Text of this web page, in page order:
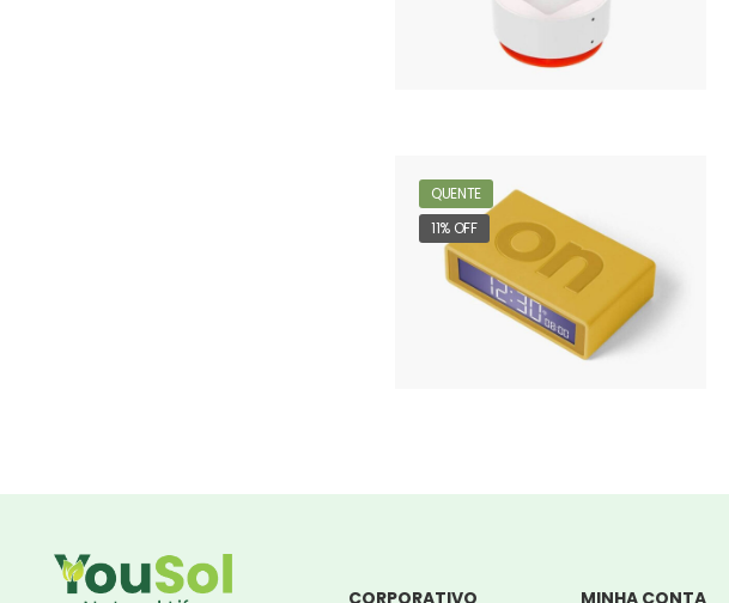
QUENTE
11% OFF